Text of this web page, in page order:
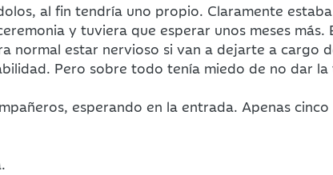
al fin tendría uno propio. Claramente
y tuviera que esperar unos meses más.
normal estar nervioso si van a dejarte a cargo
Pero sobre todo tenía miedo de no dar
esperando en la entrada. Apenas